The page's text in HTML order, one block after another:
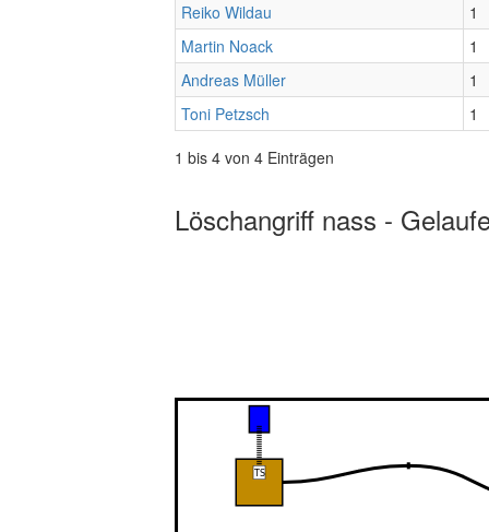
Reiko Wildau
1
Martin Noack
1
Andreas Müller
1
Toni Petzsch
1
1 bis 4 von 4 Einträgen
Löschangriff nass -